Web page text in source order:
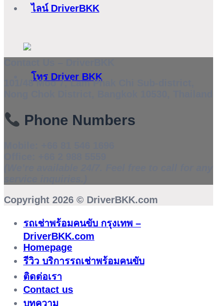
101/48 Moo 7, Lam Phak Chi Sub-district,
Phone Numbers
Copyright 2026 © DriverBKK.com
รถเช่าพร้อมคนขับ กรุงเทพ –
DriverBKK.com
Homepage
รีวิว บริการรถเช่าพร้อมคนขับ
ติดต่อเรา
Contact us
บทความ